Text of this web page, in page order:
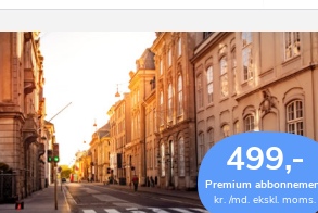
499,-
Premium
kr. /md. ekskl. moms.